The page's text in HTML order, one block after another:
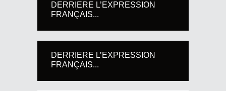
DERRIERE L’EXPRESSION
FRANÇAIS...
DERRIERE L’EXPRESSION
FRANÇAIS...